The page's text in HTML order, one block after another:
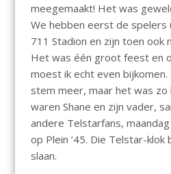
meegemaakt! Het was
We hebben eerst de spelers
711 Stadion en zijn toen ook
Het was één groot feest en
moest ik echt even bijkomen.
stem meer, maar het was zo
waren Shane en zijn vader,
andere Telstarfans,
op Plein ’45. Die Telstar-
slaan.